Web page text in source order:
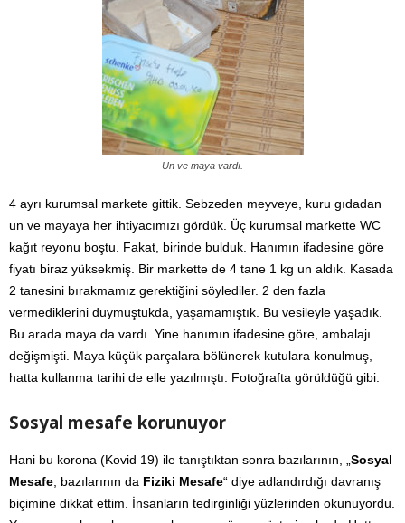
Un ve maya vardı.
4 ayrı kurumsal markete gittik. Sebzeden meyveye, kuru gıdadan
un ve mayaya her ihtiyacımızı gördük. Üç kurumsal markette WC
kağıt reyonu boştu. Fakat, birinde bulduk. Hanımın ifadesine göre
fiyatı biraz yüksekmiş. Bir markette de 4 tane 1 kg un aldık. Kasada
2 tanesini bırakmamız gerektiğini söylediler. 2 den fazla
vermediklerini duymuştukda, yaşamamıştık. Bu vesileyle yaşadık.
Bu arada maya da vardı. Yine hanımın ifadesine göre, ambalajı
değişmişti. Maya küçük parçalara bölünerek kutulara konulmuş,
hatta kullanma tarihi de elle yazılmıştı. Fotoğrafta görüldüğü gibi.
Sosyal mesafe korunuyor
Hani bu korona (Kovid 19) ile tanıştıktan sonra bazılarının, „ Sosyal
Mesafe , bazılarının da Fiziki Mesafe“ diye adlandırdığı davranış
biçimine dikkat ettim. İnsanların tedirginliği yüzlerinden okunuyordu.